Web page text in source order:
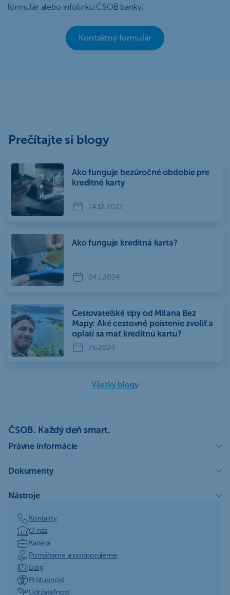
formulár alebo infolinku ČSOB banky.
Kontaktný formulár
Prečítajte si blogy
Ako funguje bezúročné obdobie pre
kreditné karty
14.12.2022
Ako funguje kreditná karta?
24.1.2024
Cestovateľské tipy od Milana Bez
Mapy: Aké cestovné poistenie zvoliť a
oplatí sa mať kreditnú kartu?
7.6.2024
Všetky blogy
ČSOB. Každý deň smart.
Právne informácie
Dokumenty
Nástroje
Kontakty
O nás
Kariéra
Pomáhame a podporujeme
Blog
Prístupnosť
Udržateľnosť